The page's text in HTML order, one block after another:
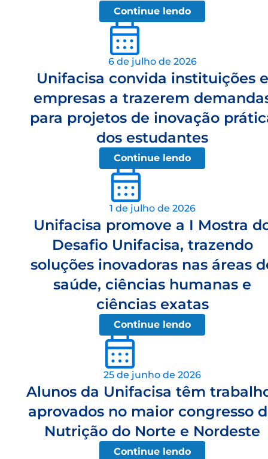
Continue lendo
6 de julho de 2026
Unifacisa convida instituições e
empresas a trazerem
para projetos de inovação
dos estudantes
Continue lendo
1 de julho de 2026
Unifacisa promove a I Mostra
Desafio Unifacisa, trazendo
soluções inovadoras nas áreas
saúde, ciências humanas e
ciências exatas
Continue lendo
25 de junho de 2026
Alunos da Unifacisa têm
aprovados no maior congresso
Nutrição do Norte e Nordeste
Continue lendo